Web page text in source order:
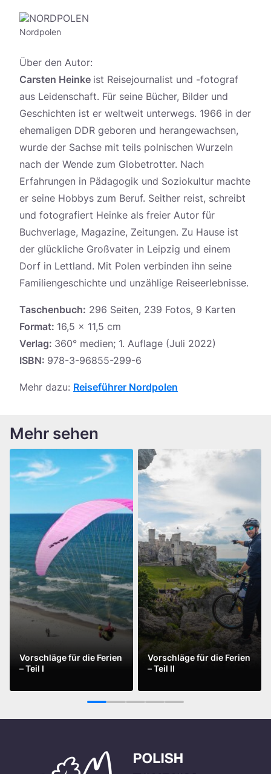
Nordpolen
Über den Autor:
Carsten Heinke ist Reisejournalist und -fotograf
aus Leidenschaft. Für seine Bücher, Bilder und
Geschichten ist er weltweit unterwegs. 1966 in der
ehemaligen DDR geboren und herangewachsen,
wurde der Sachse mit teils polnischen Wurzeln
nach der Wende zum Globetrotter. Nach
Erfahrungen in Pädagogik und Soziokultur machte
er seine Hobbys zum Beruf. Seither reist, schreibt
und fotografiert Heinke als freier Autor für
Buchverlage, Magazine, Zeitungen. Zu Hause ist
der glückliche Großvater in Leipzig und einem
Dorf in Lettland. Mit Polen verbinden ihn seine
Familiengeschichte und unzählige Reiseerlebnisse.
Taschenbuch: 296 Seiten, 239 Fotos, 9 Karten
Format: 16,5 x 11,5 cm
Verlag: 360° medien; 1. Auflage (Juli 2022)
ISBN: 978-3-96855-299-6
Mehr dazu: Reiseführer Nordpolen
Mehr sehen
Vorschläge für die Ferien
– Teil I
Mehr sehen
Vorschläge für die Ferien
– Teil II
Mehr sehen
1 2 3 4 5